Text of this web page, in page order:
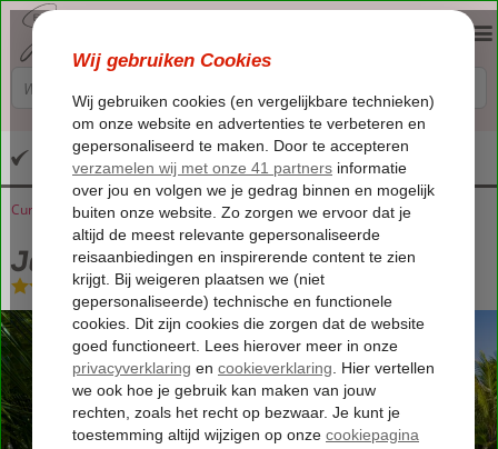
Altijd inclusief huurauto
Home
Curaçao Sint Willibrordus Jan Kok Lodges
Jan Kok Lodges
Logies-Appartement